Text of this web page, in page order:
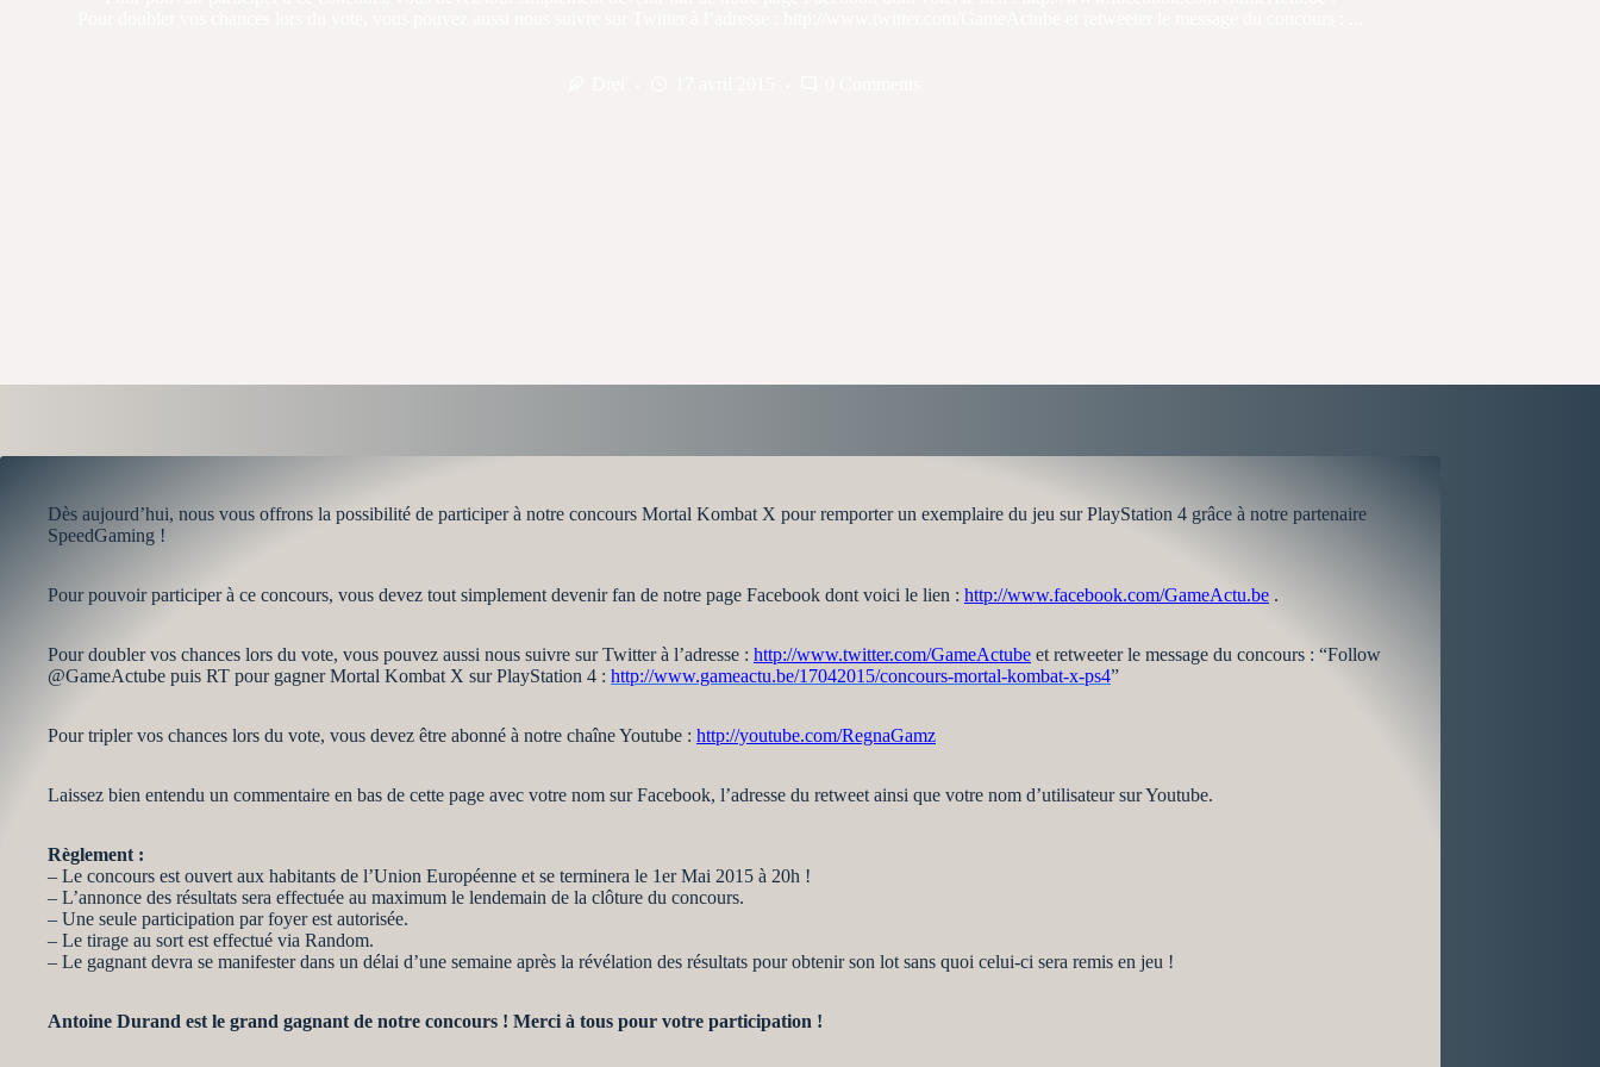
Dès aujourd’hui, nous vous offrons la possibilité de participer à notre concours Mortal Kombat X pour remporter un exemplaire du jeu sur PlayStation 4 grâce à notre partenaire
SpeedGaming !
Pour pouvoir participer à ce concours, vous devez tout simplement devenir fan de notre page Facebook dont voici le lien : http://www.facebook.com/GameActu.be .
Pour doubler vos chances lors du vote, vous pouvez aussi nous suivre sur Twitter à l’adresse : http://www.twitter.com/GameActube et retweeter le message du concours : “Follow
@GameActube puis RT pour gagner Mortal Kombat X sur PlayStation 4 : http://www.gameactu.be/17042015/concours-mortal-kombat-x-ps4”
Pour tripler vos chances lors du vote, vous devez être abonné à notre chaîne Youtube : http://youtube.com/RegnaGamz
Laissez bien entendu un commentaire en bas de cette page avec votre nom sur Facebook, l’adresse du retweet ainsi que votre nom d’utilisateur sur Youtube.
Règlement :
– Le concours est ouvert aux habitants de l’Union Européenne et se terminera le 1er Mai 2015 à 20h !
– L’annonce des résultats sera effectuée au maximum le lendemain de la clôture du concours.
– Une seule participation par foyer est autorisée.
– Le tirage au sort est effectué via Random.
– Le gagnant devra se manifester dans un délai d’une semaine après la révélation des résultats pour obtenir son lot sans quoi celui-ci sera remis en jeu !
Antoine Durand est le grand gagnant de notre concours ! Merci à tous pour votre participation !